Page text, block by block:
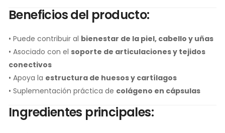
Beneficios del producto:
• Puede contribuir al bienestar de la piel, cabello y uñas
• Asociado con el soporte de articulaciones y tejidos
conectivos
• Apoya la estructura de huesos y cartílagos
• Suplementación práctica de colágeno en cápsulas
Ingredientes principales: